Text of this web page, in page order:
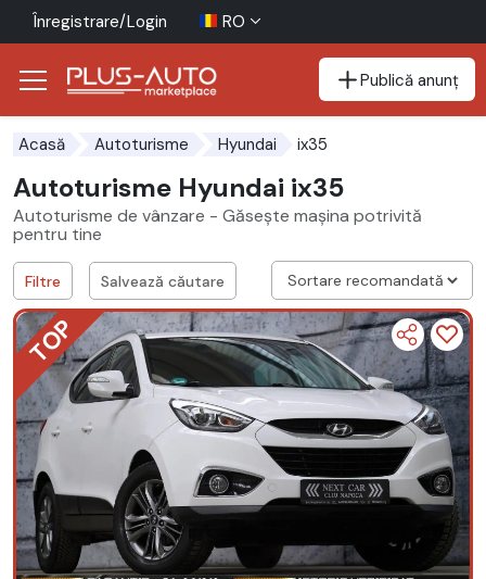
Înregistrare/Login RO
Publică anunț
Acasă Autoturisme Hyundai ix35
Autoturisme Hyundai ix35
Autoturisme de vânzare - Găsește mașina potrivită
pentru tine
Salvează căutare
Filtre
TOP